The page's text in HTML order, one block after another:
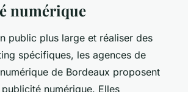
numérique
public plus large et réaliser des
spécifiques, les agences de
de Bordeaux proposent
numérique. Elles